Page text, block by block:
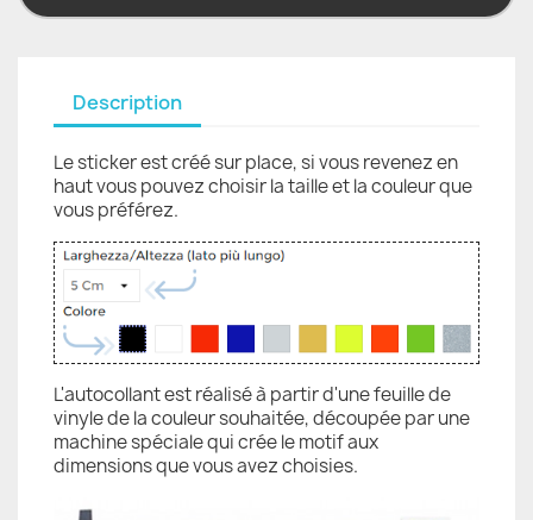
Description
Le sticker est créé sur place, si vous revenez en
haut vous pouvez choisir la taille et la couleur que
vous préférez.
L'autocollant est réalisé à partir d'une feuille de
vinyle de la couleur souhaitée, découpée par une
machine spéciale qui crée le motif aux
dimensions que vous avez choisies.